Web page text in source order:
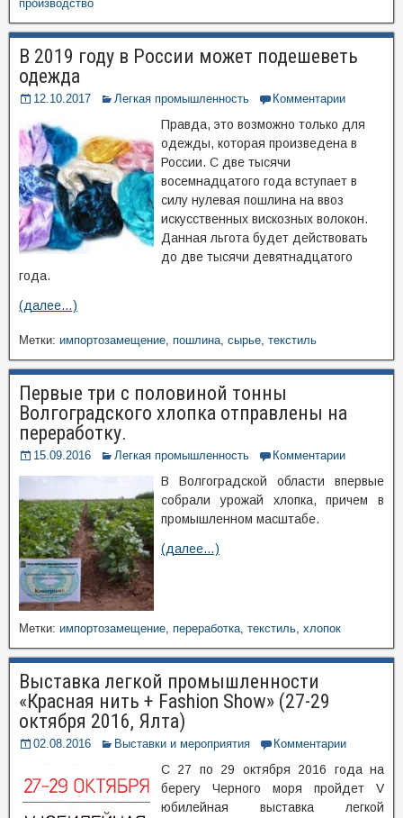
производство
В 2019 году в России может подешеветь
одежда
12.10.2017 Легкая промышленность Комментарии
Правда, это возможно только для
одежды, которая произведена в
России. С две тысячи
восемнадцатого года вступает в
силу нулевая пошлина на ввоз
искусственных вискозных волокон.
Данная льгота будет действовать
до две тысячи девятнадцатого
года.
(далее…)
Метки: импортозамещение, пошлина, сырье, текстиль
Первые три с половиной тонны
Волгоградского хлопка отправлены на
переработку.
15.09.2016 Легкая промышленность Комментарии
В Волгоградской области впервые
собрали урожай хлопка, причем в
промышленном масштабе.
(далее…)
Метки: импортозамещение, переработка, текстиль, хлопок
Выставка легкой промышленности
«Красная нить + Fashion Show» (27-29
октября 2016, Ялта)
02.08.2016 Выставки и мероприятия Комментарии
С 27 по 29 октября 2016 года на
берегу Черного моря пройдет V
юбилейная выставка легкой